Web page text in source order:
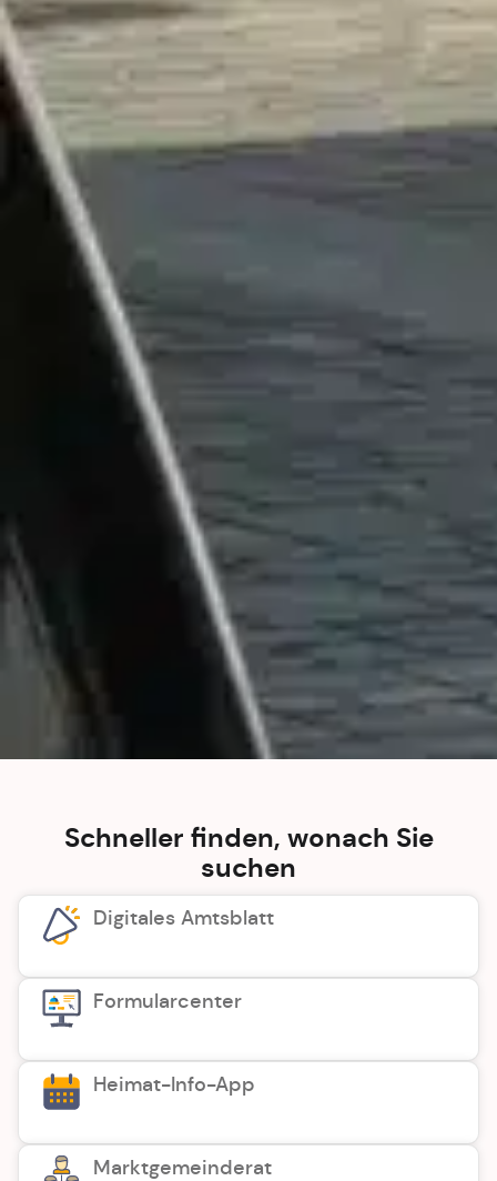
Schneller finden, wonach Sie
suchen
Digitales Amtsblatt
Formularcenter
Heimat-Info-App
Marktgemeinderat